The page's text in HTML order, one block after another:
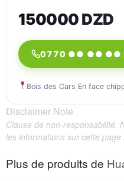
150000 DZD
0770 ●● ●● ●●
Bois des Cars En face
Disclaimer Note
Clause de non-responsabilité.
les informations sur cette
Plus de produits de